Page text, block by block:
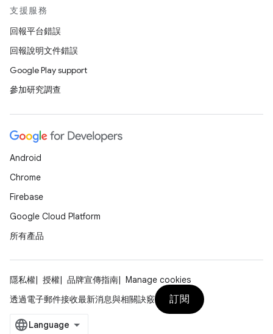
支援服務
回報平台錯誤
回報說明文件錯誤
Google Play support
參加研究調查
Android
Chrome
Firebase
Google Cloud Platform
所有產品
隱私權 授權 品牌宣傳指南
Manage cookies
透過電子郵件接收最新消息與相關訣竅
訂閱